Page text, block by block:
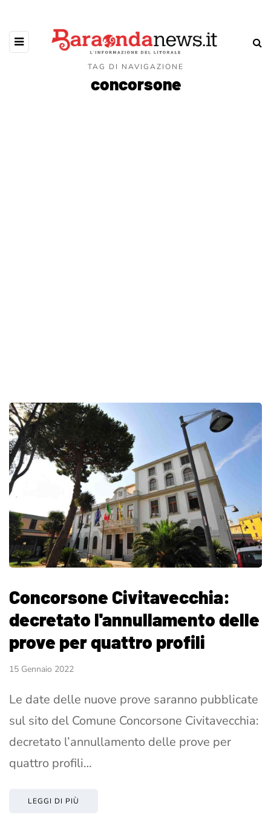
TAG DI NAVIGAZIONE
concorsone
Concorsone Civitavecchia:
decretato l'annullamento delle
prove per quattro profili
15 Gennaio 2022
Le date delle nuove prove saranno pubblicate
sul sito del Comune Concorsone Civitavecchia:
decretato l’annullamento delle prove per
quattro profili…
LEGGI DI PIÙ